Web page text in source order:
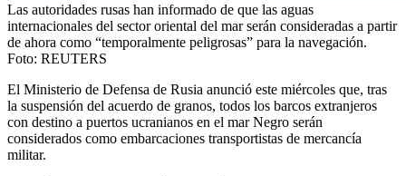
Las autoridades rusas han informado de que las aguas
internacionales del sector oriental del mar serán consideradas a partir
de ahora como “temporalmente peligrosas” para la navegación.
Foto: REUTERS
El Ministerio de Defensa de Rusia anunció este miércoles que, tras
la suspensión del acuerdo de granos, todos los barcos extranjeros
con destino a puertos ucranianos en el mar Negro serán
considerados como embarcaciones transportistas de mercancía
militar.